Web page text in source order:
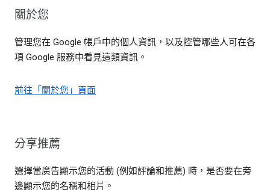
關於您
管理您在 Google 帳戶中的個人資訊，以及控管哪些人可在各
項 Google 服務中看見這類資訊。
前往「關於您」頁面
分享推薦
選擇當廣告顯示您的活動 (例如評論和推薦) 時，是否要在旁
邊顯示您的名稱和相片。